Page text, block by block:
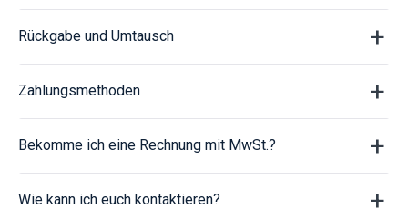
Rückgabe und Umtausch
Zahlungsmethoden
Bekomme ich eine Rechnung mit MwSt.?
Wie kann ich euch kontaktieren?